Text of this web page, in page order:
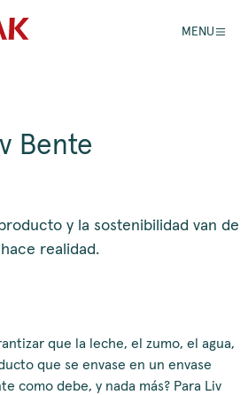
MENU
Bente
y la sostenibilidad van de
realidad.
que la leche, el zumo, el agua,
que se envase en un envase
como debe, y nada más? Para Liv